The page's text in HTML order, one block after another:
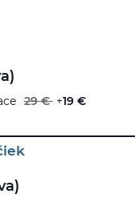
29 € +19 €